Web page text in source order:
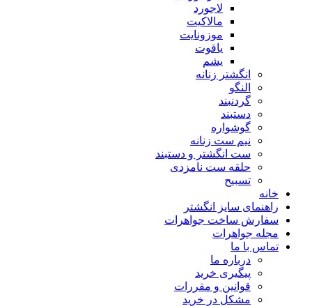
لاجورد
مالاکیت
موزونایت
یاقوت
یشم
انگشتر زنانه
النگو
گردنبند
دستبند
گوشواره
نیم ست زنانه
ست انگشتر و دستبند
حلقه ست نامزدی
تسبیح
خانه
راهنمای سایز انگشتر
سفارش ساخت جواهرات
مجله جواهرات
تماس با ما
درباره ما
پیگیری خرید
قوانین و مقررات
مشکل در خرید